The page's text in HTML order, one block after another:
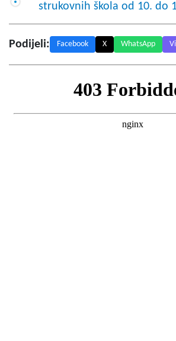
strukovnih škola od 10. do
Podijeli: Facebook X WhatsApp